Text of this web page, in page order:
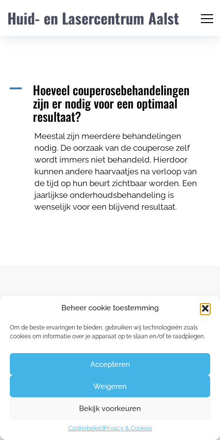
Beheer cookie toestemming
Om de beste ervaringen te bieden, gebruiken wij technologieën zoals
cookies om informatie over je apparaat op te slaan en/of te raadplegen.
Accepteren
Weigeren
Bekijk voorkeuren
CookiebeleidPrivacy & Cookies
Huid- en Lasercentrum Aalst
A Hoeveel couperosebehandelingen
zijn er nodig voor een optimaal
resultaat?
Meestal zijn meerdere behandelingen
nodig. De oorzaak van de couperose zelf
wordt immers niet behandeld. Hierdoor
kunnen andere haarvaatjes na verloop van
de tijd op hun beurt zichtbaar worden. Een
jaarlijkse onderhoudsbehandeling is
wenselijk voor een blijvend resultaat.
Claudine:0475 26 84 60
Cookies